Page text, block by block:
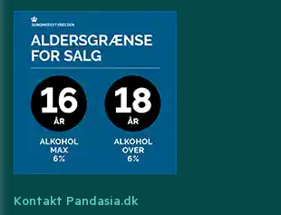
Kontakt Pandasia.dk